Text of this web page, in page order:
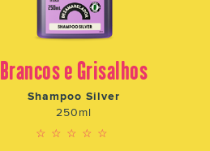
Brancos e Grisalhos
Shampoo Silver
250ml
☆☆☆☆☆